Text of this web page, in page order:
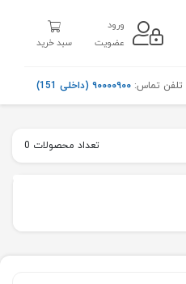
ورود
عضویت
سبد خرید
تلفن تماس: ۹۰۰۰۰۹۰۰ (داخلی 151)
تعداد محصولات 0